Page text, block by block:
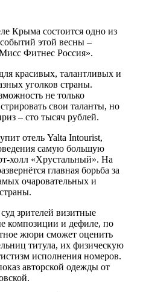
Крыма состоится одно из
этой весны –
Фитнес Россия».
красивых, талантливых и
уголков страны.
не только
свои таланты, но
– сто тысяч рублей.
отель Yalta Intourist,
самую большую
холл «Хрустальный». На
главная борьба за
очаровательных и
зрителей визитные
композиции и дефиле, по
жюри сможет оценить
титула, их физическую
исполнения номеров.
авторской одежды от